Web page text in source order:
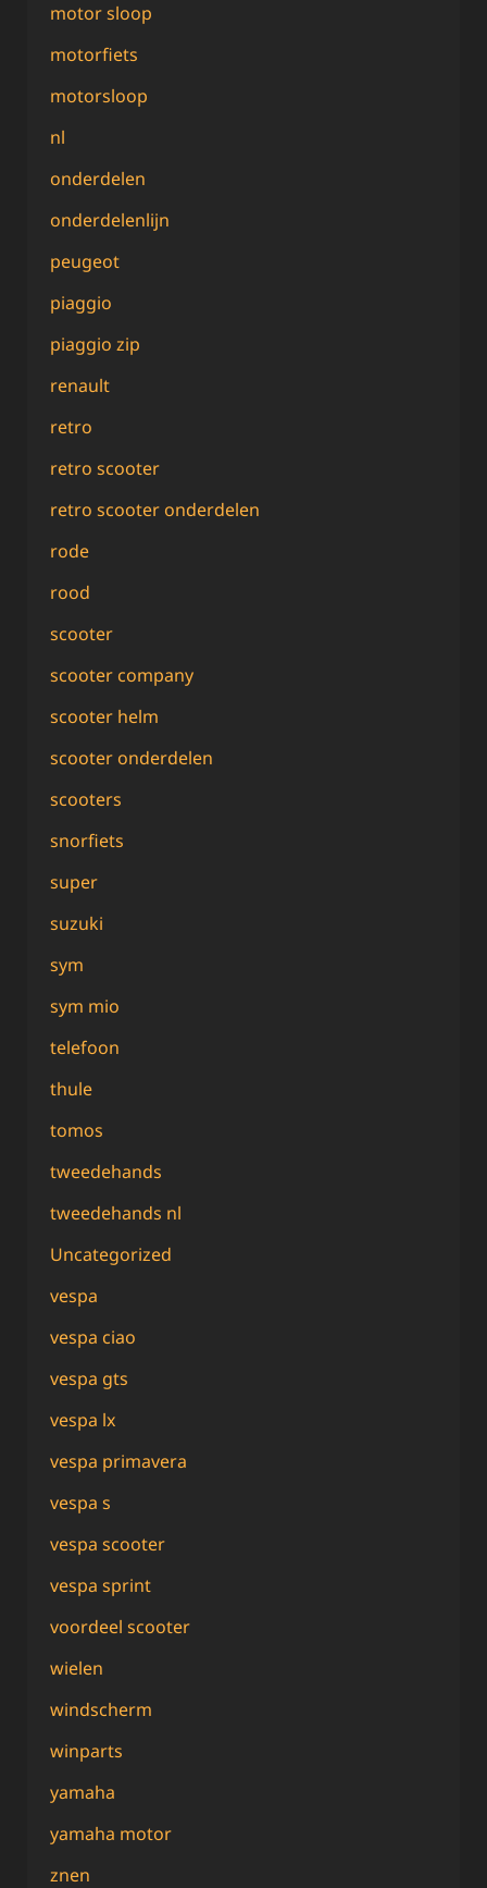
motor sloop
motorfiets
motorsloop
nl
onderdelen
onderdelenlijn
peugeot
piaggio
piaggio zip
renault
retro
retro scooter
retro scooter onderdelen
rode
rood
scooter
scooter company
scooter helm
scooter onderdelen
scooters
snorfiets
super
suzuki
sym
sym mio
telefoon
thule
tomos
tweedehands
tweedehands nl
Uncategorized
vespa
vespa ciao
vespa gts
vespa lx
vespa primavera
vespa s
vespa scooter
vespa sprint
voordeel scooter
wielen
windscherm
winparts
yamaha
yamaha motor
znen